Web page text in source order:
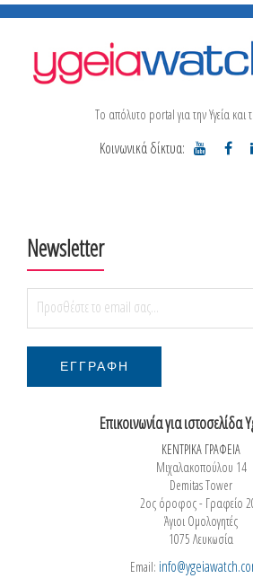
Το απόλυτο portal για την Υγεία και
Κοινωνικά δίκτυα:
Newsletter
Επικοινωνία για ιστοσελίδα
ΚΕΝΤΡΙΚΑ ΓΡΑΦΕΙΑ
Μιχαλακοπούλου 14
Demitas Tower
2ος όροφος - Γραφείο
Άγιοι Ομολογητές
1075 Λευκωσία
Email: